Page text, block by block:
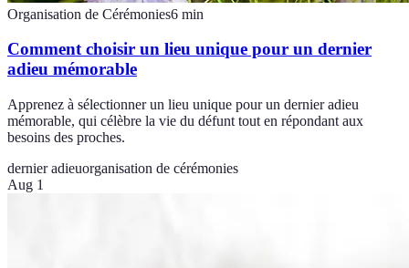
Organisation de Cérémonies6 min
Comment choisir un lieu unique pour un dernier
adieu mémorable
Apprenez à sélectionner un lieu unique pour un dernier adieu
mémorable, qui célèbre la vie du défunt tout en répondant aux
besoins des proches.
dernier adieuorganisation de cérémonies
Aug 1